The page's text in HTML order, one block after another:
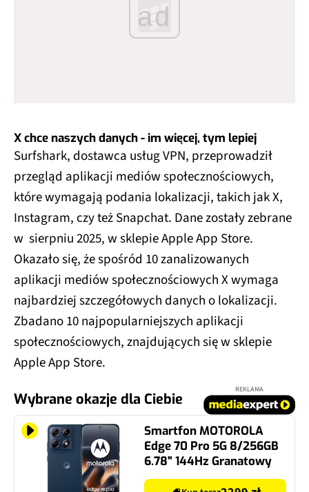
ad
X chce naszych danych - im więcej, tym lepiej
Surfshark, dostawca usług VPN, przeprowadził
przegląd aplikacji mediów społecznościowych,
które wymagają podania lokalizacji, takich jak X,
Instagram, czy też Snapchat. Dane zostały zebrane
w sierpniu 2025, w sklepie Apple App Store.
Okazało się, że spośród 10 zanalizowanych
aplikacji mediów społecznościowych X wymaga
najbardziej szczegółowych danych o lokalizacji.
Zbadano 10 najpopularniejszych aplikacji
społecznościowych, znajdujących się w sklepie
Apple App Store.
Wybrane okazje dla Ciebie
REKLAMA
Smartfon MOTOROLA
Edge 70 Pro 5G 8/256GB
6.78" 144Hz Granatowy